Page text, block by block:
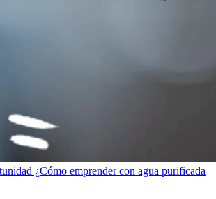
¿Cómo emprender con agua purificada